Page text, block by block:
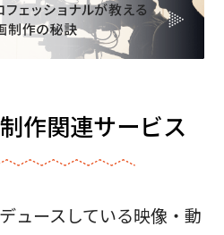
作関連サービス
ュースしている映像・動